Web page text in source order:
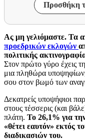
Προσθήκη
Ας μη γελιόμαστε. Τα
προεδρικών εκλογών
πολιτικής
Στον πρώτο γύρο έχεις
μια πληθώρα
σου στον βωμό των
Δεκατρείς υποψήφιοι
στους τέσσερις (και
πλάτη. Το 26,1% για
«θέτει εαυτόν» εκτός
διαδικασιών του.